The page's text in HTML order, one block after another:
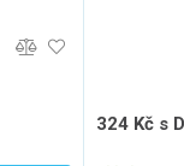
324 Kč s